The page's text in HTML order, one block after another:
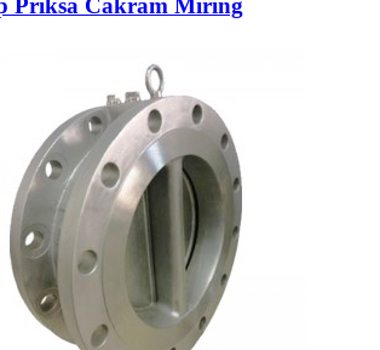
Priksa Cakram Miring